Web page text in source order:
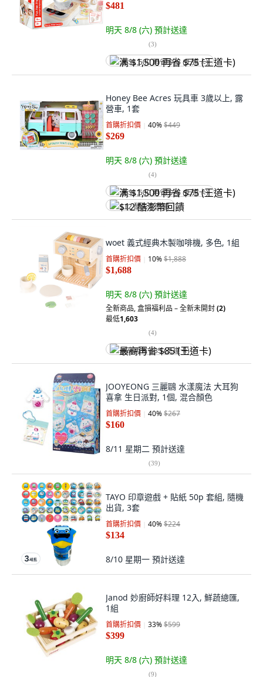
$481
明天 8/8 (六) 預計送達
(3)
满 $1,500 再省 $75 (王道卡)
Honey Bee Acres 玩具車 3歲以上, 露
營車, 1套
首購折扣價 40%$449
$269
明天 8/8 (六) 預計送達
(4)
满 $1,500 再省 $75 (王道卡)
$12 酷澎幣回饋
woet 義式經典木製咖啡機, 多色, 1組
首購折扣價 10%$1,888
$1,688
明天 8/8 (六) 預計送達
全新商品,盒損福利品 – 全新未開封(2)
最低1,603
(4)
最高再省 $85 (王道卡)
JOOYEONG 三麗鷗 水漾魔法 大耳狗
喜拿 生日派對, 1個, 混合顏色
首購折扣價 40%$267
$160
8/11 星期二 預計送達
(39)
TAYO 印章遊戲 + 貼紙 50p 套組, 隨機
出貨, 3套
首購折扣價 40%$224
$134
8/10 星期一 預計送達
Janod 妙廚師好料理 12入, 鮮蔬總匯,
1組
首購折扣價 33%$599
$399
明天 8/8 (六) 預計送達
(9)